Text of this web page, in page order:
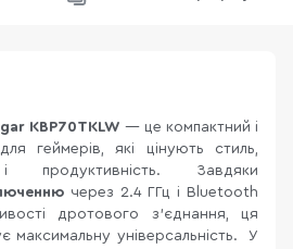
KBP70TKLW — це компактний і
геймерів, які цінують стиль,
і продуктивність. Завдяки
через 2.4 ГГц і Bluetooth
дротового з’єднання, ця
максимальну універсальність. У